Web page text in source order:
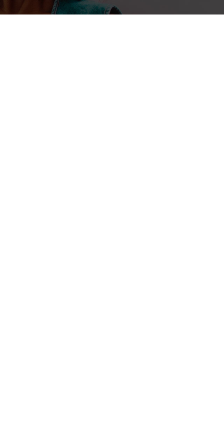
en Afrique de l’ouest (Warcip-Guinée) entend connecter
au câble sous-marin ACE....